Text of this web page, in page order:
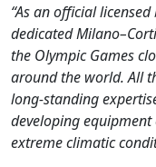
“As an official
dedicated
the Olympic Games
around the world. All
long-standing
developing
extreme climatic